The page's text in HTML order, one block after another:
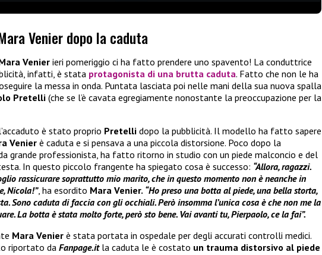
Venier dopo la caduta
Venierieri pomeriggio ci ha fatto prendere uno spavento! La conduttrice
infatti, è stata protagonista di una brutta caduta. Fatto che non le ha
la messa in onda. Puntata lasciata poi nelle mani della sua nuova spalla
Pretelli(che se l’è cavata egregiamente nonostante la preoccupazione per la
è stato proprio Pretelli dopo la pubblicità. Il modello ha fatto sapere
Venierè caduta e si pensava a una piccola distorsione. Poco dopo la
grande professionista, ha fatto ritorno in studio con un piede malconcio e del
In questo piccolo frangente ha spiegato cosa è successo: “Allora, ragazzi.
rassicurare soprattutto mio marito, che in questo momento non è neanche in
Nicola!”, ha esordito Mara Venier. “Ho preso una botta al piede, una bella storta,
Sono caduta di faccia con gli occhiali. Però insomma l’unica cosa è che non me la
La botta è stata molto forte, però sto bene. Vai avanti tu, Pierpaolo, ce la fai”.
Mara Venier è stata portata in ospedale per degli accurati controlli medici.
riportato da Fanpage.it la caduta le è costato un trauma distorsivo al piede